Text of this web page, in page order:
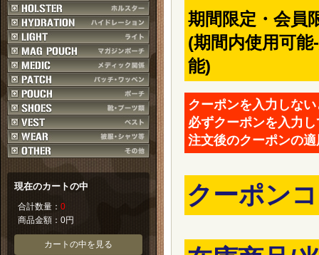
期間限定・会員
(期間内使用可
能)
クーポンを入力しな
必ずクーポンを入力
注文後のクーポンの
クーポン
現在のカートの中
合計数量： 0
商品金額： 0円
カートの中を見る